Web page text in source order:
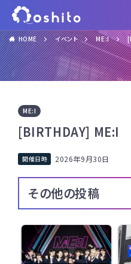
HOME イベント ME:I
ME:I
[BIRTHDAY] ME:I
2026年9月30日
その他の投稿